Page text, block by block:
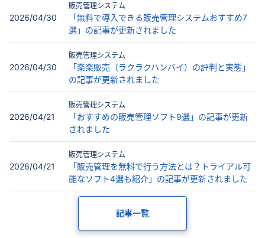
2026/04/30
販売管理システム
「無料で導入できる販売管理システムおすすめ7
選」の記事が更新されました
2026/04/30
販売管理システム
「楽楽販売（ラクラクハンバイ）の評判と実態」
の記事が更新されました
2026/04/21
販売管理システム
「おすすめの販売管理ソフト9選」の記事が更新
されました
2026/04/21
販売管理システム
「販売管理を無料で行う方法とは？トライアル可
能なソフト4選も紹介」の記事が更新されました
記事一覧